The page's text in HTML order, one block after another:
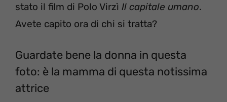
stato il film di Polo Virzì Il capitale umano.
Avete capito ora di chi si tratta?
Guardate bene la donna in questa
foto: è la mamma di questa notissima
attrice